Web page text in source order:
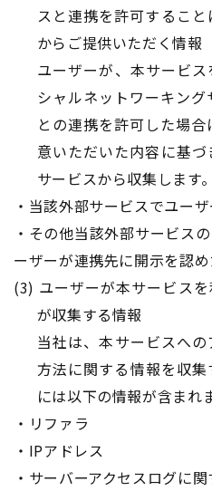
スと連携を許可するこ
からご提供いただく情報
ユーザーが、本サービ
シャルネットワーキン
との連携を許可した場
意いただいた内容に基
サービスから収集します。
・当該外部サービスでユー
・その他当該外部サービス
ーザーが連携先に開示を認
(3) ユーザーが本サービス
が収集する情報
当社は、本サービスへ
方法に関する情報を収
には以下の情報が含まれ
・リファラ
・IPアドレス
・サーバーアクセスログに